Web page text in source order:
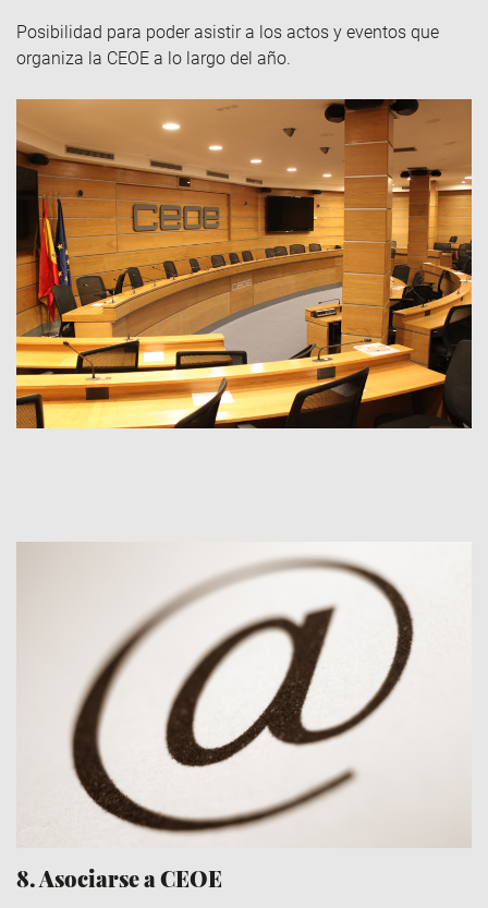
Posibilidad para poder asistir a los actos y eventos que
organiza la CEOE a lo largo del año.
8. Asociarse a CEOE